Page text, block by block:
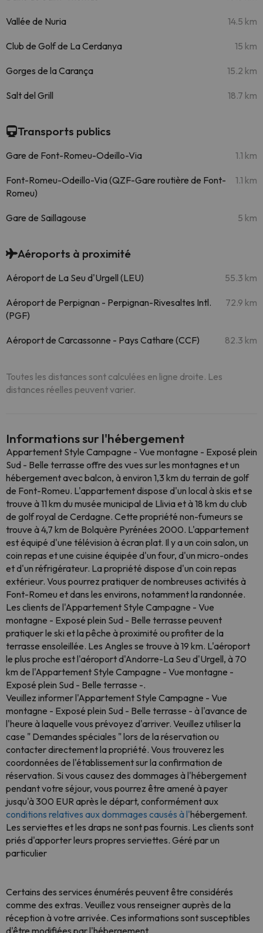
Vallée de Nuria 14.5 km
Club de Golf de La Cerdanya 15 km
Gorges de la Carança 15.2 km
Salt del Grill 18.7 km
Transports publics
Gare de Font-Romeu-Odeillo-Via 1.1 km
Font-Romeu-Odeillo-Via (QZF-Gare routière de Font-
Romeu)
1.1 km
Gare de Saillagouse 5 km
Aéroports à proximité
Aéroport de La Seu d'Urgell (LEU) 55.3 km
Aéroport de Perpignan - Perpignan-Rivesaltes Intl.
(PGF)
72.9 km
Aéroport de Carcassonne - Pays Cathare (CCF) 82.3 km
Toutes les distances sont calculées en ligne droite. Les
distances réelles peuvent varier.
Informations sur l'hébergement
Appartement Style Campagne - Vue montagne - Exposé plein
Sud - Belle terrasse offre des vues sur les montagnes et un
hébergement avec balcon, à environ 1,3 km du terrain de golf
de Font-Romeu. L'appartement dispose d'un local à skis et se
trouve à 11 km du musée municipal de Llivia et à 18 km du club
de golf royal de Cerdagne. Cette propriété non-fumeurs se
trouve à 4,7 km de Bolquère Pyrénées 2000. L'appartement
est équipé d'une télévision à écran plat. Il y a un coin salon, un
coin repas et une cuisine équipée d'un four, d'un micro-ondes
et d'un réfrigérateur. La propriété dispose d'un coin repas
extérieur. Vous pourrez pratiquer de nombreuses activités à
Font-Romeu et dans les environs, notamment la randonnée.
Les clients de l'Appartement Style Campagne - Vue
montagne - Exposé plein Sud - Belle terrasse peuvent
pratiquer le ski et la pêche à proximité ou profiter de la
terrasse ensoleillée. Les Angles se trouve à 19 km. L'aéroport
le plus proche est l'aéroport d'Andorre-La Seu d'Urgell, à 70
km de l'Appartement Style Campagne - Vue montagne -
Exposé plein Sud - Belle terrasse -.
Veuillez informer l'Appartement Style Campagne - Vue
montagne - Exposé plein Sud - Belle terrasse - à l'avance de
l'heure à laquelle vous prévoyez d'arriver. Veuillez utiliser la
case " Demandes spéciales " lors de la réservation ou
contacter directement la propriété. Vous trouverez les
coordonnées de l'établissement sur la confirmation de
réservation. Si vous causez des dommages à l'hébergement
pendant votre séjour, vous pourrez être amené à payer
jusqu'à 300 EUR après le départ, conformément aux
conditions relatives aux dommages causés à l'hébergement.
Les serviettes et les draps ne sont pas fournis. Les clients sont
priés d'apporter leurs propres serviettes. Géré par un
particulier
Certains des services énumérés peuvent être considérés
comme des extras. Veuillez vous renseigner auprès de la
réception à votre arrivée. Ces informations sont susceptibles
d'être modifiées par l'hébergement.